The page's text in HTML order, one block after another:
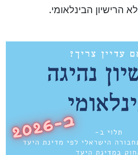
הרישיון הבינלאומי.